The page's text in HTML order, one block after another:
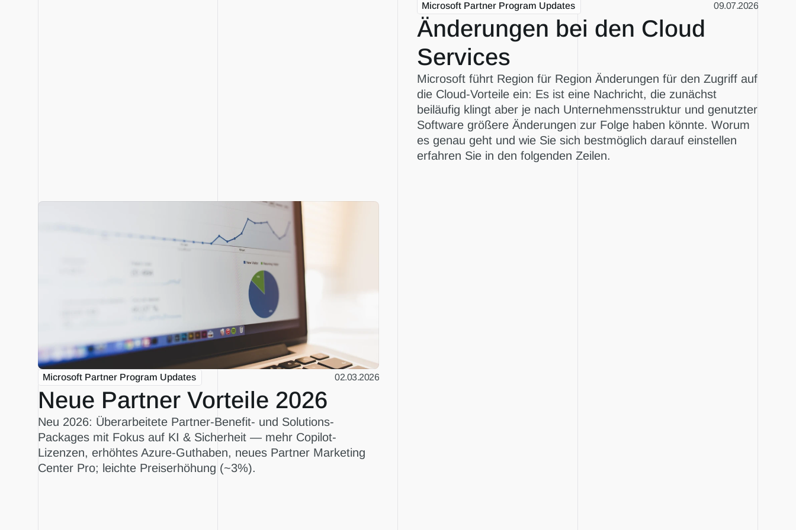
Microsoft Partner Program Updates 09.07.2026
Änderungen bei den Cloud
Services
Microsoft führt Region für Region Änderungen für den Zugriff auf
die Cloud-Vorteile ein: Es ist eine Nachricht, die zunächst
beiläufig klingt aber je nach Unternehmensstruktur und genutzter
Software größere Änderungen zur Folge haben könnte. Worum
es genau geht und wie Sie sich bestmöglich darauf einstellen
erfahren Sie in den folgenden Zeilen.
Microsoft Partner Program Updates 02.03.2026
Neue Partner Vorteile 2026
Neu 2026: Überarbeitete Partner-Benefit- und Solutions-
Packages mit Fokus auf KI & Sicherheit — mehr Copilot-
Lizenzen, erhöhtes Azure-Guthaben, neues Partner Marketing
Center Pro; leichte Preiserhöhung (~3%).